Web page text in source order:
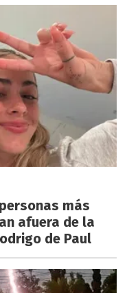
más
afuera de la
de Paul